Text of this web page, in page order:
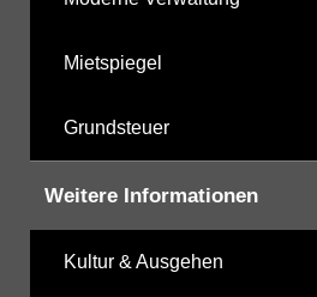
Mietspiegel
Grundsteuer
Weitere Informationen
Kultur & Ausgehen